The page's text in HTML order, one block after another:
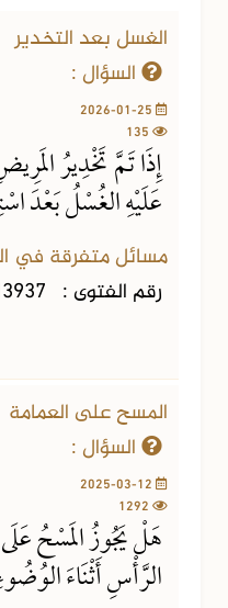
الغسل بعد التخدير
السؤال :
إِذَا تَمَّ تَخْدِيرُ
عَلَيْهِ الغُسْلُ بَعْدَ
مسائل متفرقة في
رقم الفتوى :
المسح على العمامة
السؤال :
هَلْ يَجُوزُ المَسْحُ
الرَّأْسِ أَثْنَاءَ